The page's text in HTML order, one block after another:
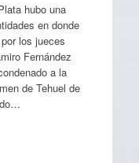
hubo una
en donde
los jueces
Fernández
a la
de Tehuel de